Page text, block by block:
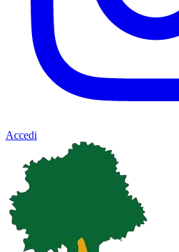
Accedi